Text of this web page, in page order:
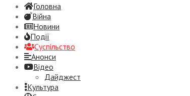
Головна
Війна
Новини
Події
Суспiльство
Анонси
Відео
Дайджест
Культура